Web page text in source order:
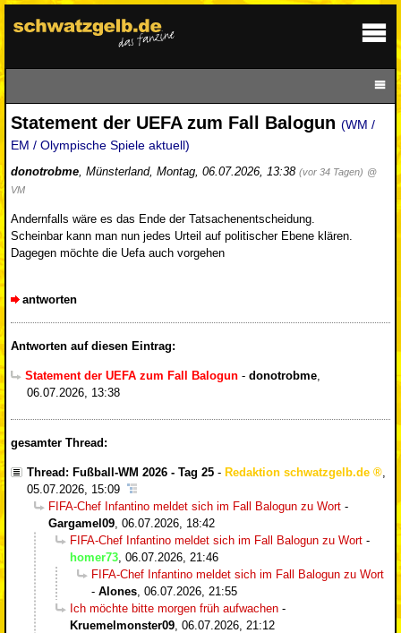
Statement der UEFA zum Fall Balogun (WM /
EM / Olympische Spiele aktuell)
donotrobme, Münsterland, Montag, 06.07.2026, 13:38 (vor 34 Tagen) @
VM
Andernfalls wäre es das Ende der Tatsachenentscheidung.
Scheinbar kann man nun jedes Urteil auf politischer Ebene klären.
Dagegen möchte die Uefa auch vorgehen
antworten
Antworten auf diesen Eintrag:
Statement der UEFA zum Fall Balogun - donotrobme,
06.07.2026, 13:38
gesamter Thread:
Thread: Fußball-WM 2026 - Tag 25 - Redaktion schwatzgelb.de
05.07.2026, 15:09
FIFA-Chef Infantino meldet sich im Fall Balogun zu Wort -
Gargamel09 06.07.2026, 18:42
FIFA-Chef Infantino meldet sich im Fall Balogun zu Wort -
homer73 06.07.2026, 21:46
FIFA-Chef Infantino meldet sich im Fall Balogun zu Wort
- Alones 06.07.2026, 21:55
Ich möchte bitte morgen früh aufwachen -
Kruemelmonster09 06.07.2026, 21:12